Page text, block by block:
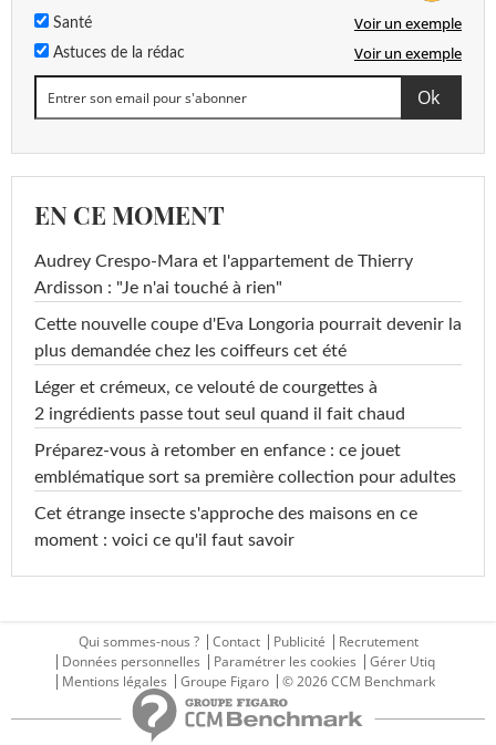
Santé Voir un exemple
Astuces de la rédac Voir un exemple
EN CE MOMENT
Audrey Crespo-Mara et l'appartement de Thierry
Ardisson : "Je n'ai touché à rien"
Cette nouvelle coupe d'Eva Longoria pourrait devenir la
plus demandée chez les coiffeurs cet été
Léger et crémeux, ce velouté de courgettes à
2 ingrédients passe tout seul quand il fait chaud
Préparez-vous à retomber en enfance : ce jouet
emblématique sort sa première collection pour adultes
Cet étrange insecte s'approche des maisons en ce
moment : voici ce qu'il faut savoir
Qui sommes-nous ? Contact Publicité
Recrutement
Données personnelles
Paramétrer les cookies
Gérer Utiq
Mentions légales
Groupe Figaro © 2026 CCM Benchmark